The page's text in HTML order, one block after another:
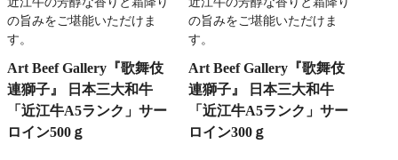
の旨みをご堪能いただけま
す。
Art Beef Gallery『歌舞伎
連獅子』 日本三大和牛
「近江牛A5ランク」サー
ロイン500ｇ
の旨みをご堪能いただけま
す。
Art Beef Gallery『歌舞伎
連獅子』 日本三大和牛
「近江牛A5ランク」サー
ロイン300ｇ